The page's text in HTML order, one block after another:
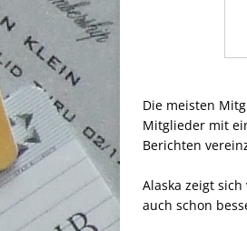
Die meisten
Mitglieder mit
Berichten
Alaska zeigt
auch schon